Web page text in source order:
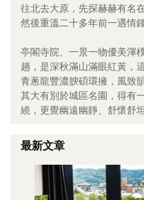
享樂隨手拍
影音區
創意出版服務
關於Yilan
個人著作
往北去大原，先探赫赫有名
然後重溫二十多年前一遇情
亭閣寺院、一景一物優美
趟，是深秋滿山滿眼紅黃，
青蔥龍豐濃腴碩環擁，風致
其大有別於城區名園，得有
繞，更覺幽遠幽靜、舒懷舒
最新文章